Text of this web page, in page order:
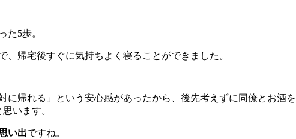
た5歩。
、帰宅後すぐに気持ちよく寝ることができました。
に帰れる」という安心感があったから、後先考えずに同僚とお酒を
います。
い出ですね。